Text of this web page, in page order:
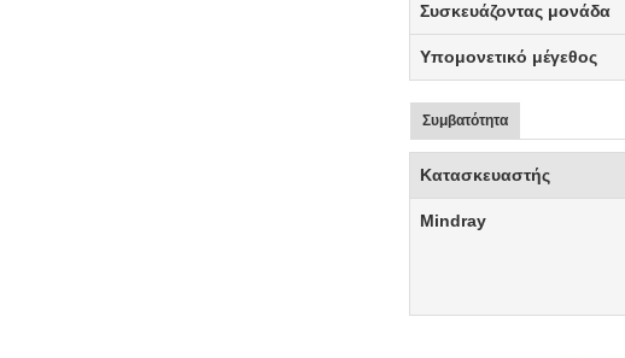
Συσκευάζοντας μονάδα
Υπομονετικό μέγεθος
Συμβατότητα
Κατασκευαστής
Mindray